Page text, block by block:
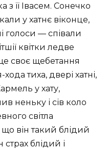
з її Івасем. Сонечко
у хатнє віконце,
голоси — співали
квітки ледве
своє щебетання
тиха, двері хатні,
у хату,
неньку і сів коло
світла
що він такий блідий
страх блідий і